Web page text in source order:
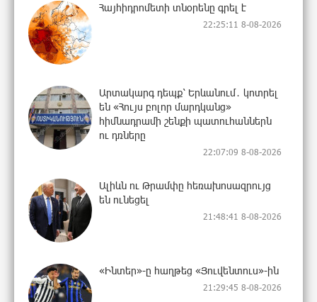
Հայհիդրոմետի տնօրենը գրել է
22:25:11 8-08-2026
Արտակարգ դեպք՝ Երևանում․ կոտրել
են «Հույս բոլոր մարդկանց»
հիմնադրամի շենքի պատուհաններն
ու դռները
22:07:09 8-08-2026
Ալիևն ու Թրամփը հեռախոսազրույց
են ունեցել
21:48:41 8-08-2026
«Ինտեր»-ը հաղթեց «Յուվենտուս»-ին
21:29:45 8-08-2026